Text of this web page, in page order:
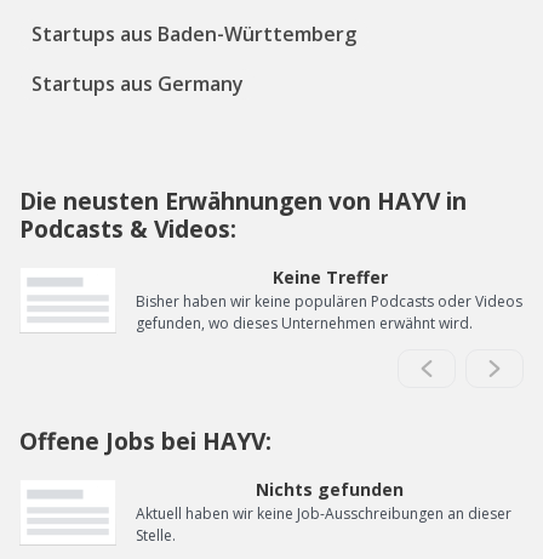
Startups aus Baden-Württemberg
Startups aus Germany
Die neusten Erwähnungen von HAYV in
Podcasts & Videos:
Keine Treffer
Bisher haben wir keine populären Podcasts oder Videos
gefunden, wo dieses Unternehmen erwähnt wird.
Offene Jobs bei HAYV:
Nichts gefunden
Aktuell haben wir keine Job-Ausschreibungen an dieser
Stelle.